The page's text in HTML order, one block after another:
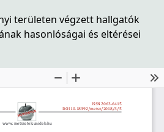
területen végzett hallgatók
hasonlóságai és eltérései